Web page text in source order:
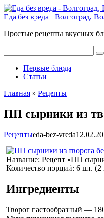
Перейти
к
Еда без вреда - Волгоград,
Простые рецепты вкусных
Первые блюда
Статьи
Главная » Рецепты
ПП сырники из
Рецептыeda-bez-vreda
Название: Рецепт «ПП
Количество порций: 6 шт. (2
Ингредиенты
Творог пастообразный —